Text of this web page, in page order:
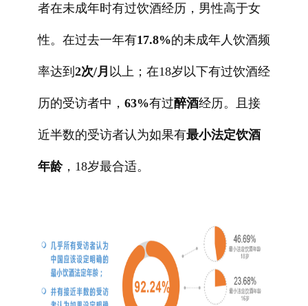
者在未成年时有过饮酒经历，男性高于女
性。在过去一年有17.8%的未成年人饮酒频
率达到 2次/月 以上；在18岁以下有过饮酒经
历的受访者中， 63%有过醉酒经历。且接
近半数的受访者认为如果有最小法定饮酒
年龄，18岁最合适。